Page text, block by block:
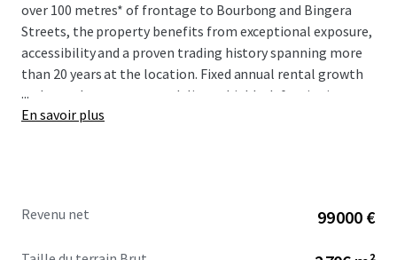
over 100 metres* of frontage to Bourbong and Bingera
Streets, the property benefits from exceptional exposure,
accessibility and a proven trading history spanning more
than 20 years at the location. Fixed annual rental growth
and a net lease structure deliver a highly defensive income
profile with minimal management requirements.
...
En savoir plus
Revenu net 99 000 €